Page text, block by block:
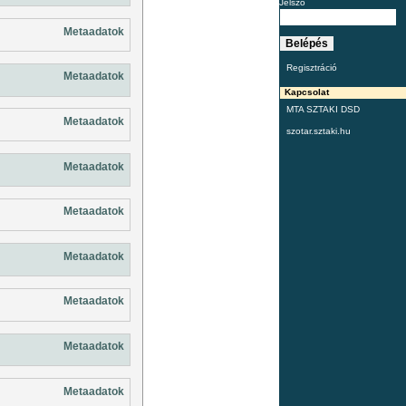
Jelszó
Regisztráció
Kapcsolat
MTA SZTAKI DSD
szotar.sztaki.hu
Metaadatok
Metaadatok
Metaadatok
Metaadatok
Metaadatok
Metaadatok
Metaadatok
Metaadatok
Metaadatok